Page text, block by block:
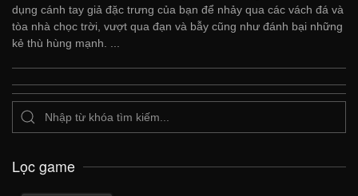
dụng cánh tay giả đặc trưng của bạn để nhảy qua các vách đá và
tòa nhà chọc trời, vượt qua đạn và bẫy cũng như đánh bại những
kẻ thù hùng mạnh. ...
Lọc game